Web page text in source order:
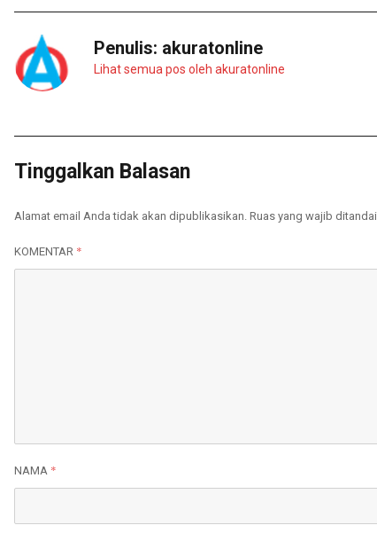
Penulis: akuratonline
Lihat semua pos oleh akuratonline
Tinggalkan Balasan
Alamat email Anda tidak akan dipublikasikan. Ruas yang wajib ditandai
KOMENTAR *
NAMA *